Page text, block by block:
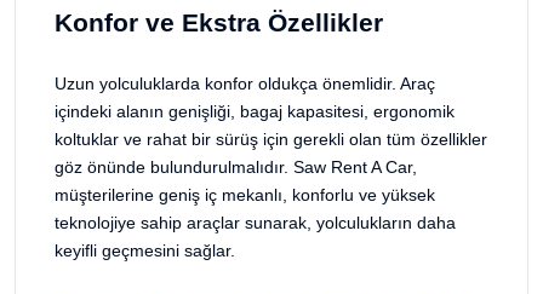
Konfor ve Ekstra Özellikler
Uzun yolculuklarda konfor oldukça önemlidir. Araç
içindeki alanın genişliği, bagaj kapasitesi, ergonomik
koltuklar ve rahat bir sürüş için gerekli olan tüm özellikler
göz önünde bulundurulmalıdır. Saw Rent A Car,
müşterilerine geniş iç mekanlı, konforlu ve yüksek
teknolojiye sahip araçlar sunarak, yolculukların daha
keyifli geçmesini sağlar.